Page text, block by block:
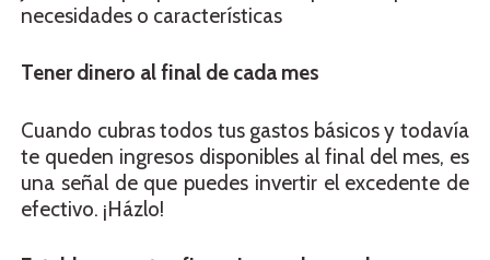
necesidades o características
Tener dinero al final de cada mes
Cuando cubras todos tus gastos básicos y todavía
te queden ingresos disponibles al final del mes, es
una señal de que puedes invertir el excedente de
efectivo. ¡Házlo!